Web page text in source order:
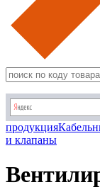
продукция
и клапаны